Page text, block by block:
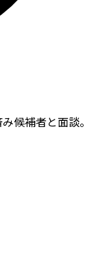
候補者と面談。